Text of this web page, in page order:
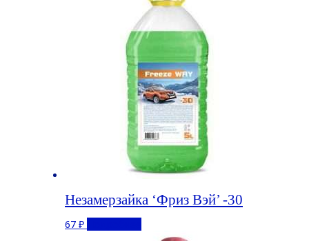
Незамерзайка ‘Фриз Вэй’ -30
67 ₽